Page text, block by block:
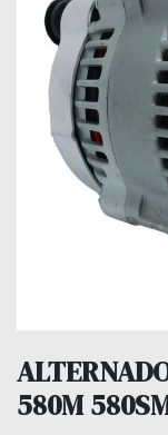
580M